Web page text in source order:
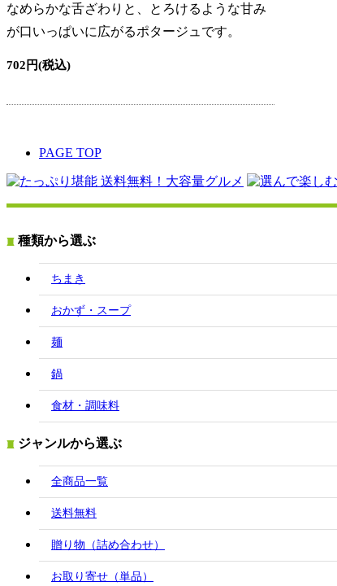
なめらかな舌ざわりと、とろけるような甘み
が口いっぱいに広がるポタージュです。
702円(税込)
PAGE TOP
種類から選ぶ
ちまき
おかず・スープ
麺
鍋
食材・調味料
ジャンルから選ぶ
全商品一覧
送料無料
贈り物（詰め合わせ）
お取り寄せ（単品）